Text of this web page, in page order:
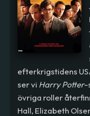
efterkrigstidens
ser vi Harry Potter-
övriga roller
Hall, Elizabeth